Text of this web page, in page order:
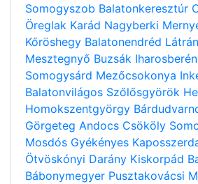
Somogyszob Balatonkeresztúr
Öreglak Karád Nagyberki
Kőröshegy Balatonendréd
Mesztegnyő Buzsák
Somogysárd Mezőcsokonya
Balatonvilágos Szőlősgyörök
Homokszentgyörgy
Görgeteg Andocs Csököly
Mosdós Gyékényes
Ötvöskónyi Darány Kiskorpád
Bábonymegyer Pusztakovácsi